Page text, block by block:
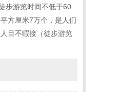
步游览时间不低于60
方厘米7万个，是人们
目不暇接（徒步游览